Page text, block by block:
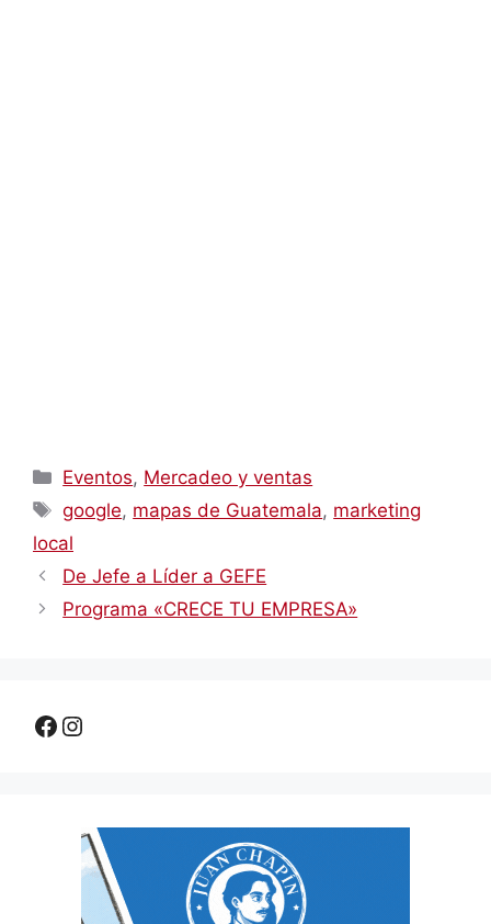
Categorías
Eventos, Mercadeo y ventas
Etiquetas
google, mapas de Guatemala, marketing
local
De Jefe a Líder a GEFE
Programa «CRECE TU EMPRESA»
Facebook
Instagram